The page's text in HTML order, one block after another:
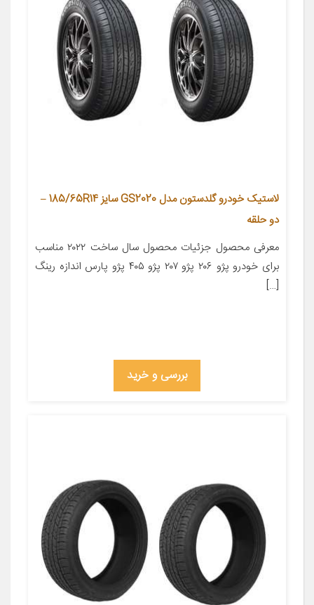
لاستیک خودرو گلدستون مدل GS2020 سایز 185/65R14 –
دو حلقه
معرفی محصول جزئیات محصول سال ساخت ۲۰۲۲ مناسب
برای خودرو پژو ۲۰۶ پژو ۲۰۷ پژو ۴۰۵ پژو پارس اندازه رینگ
[…]
بررسی و خرید